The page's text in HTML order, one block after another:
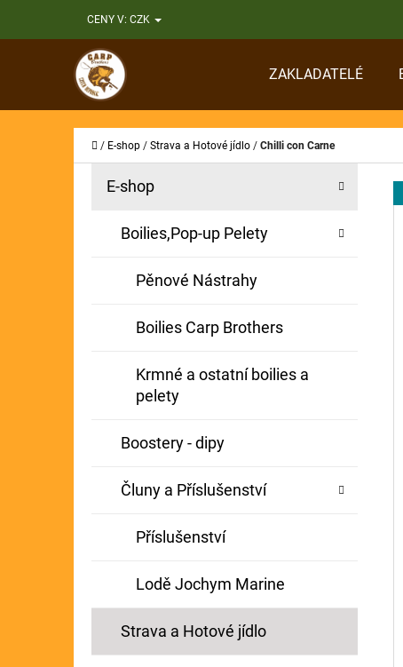
na
CENY V: CZK
ZAKLADATELÉ
Domů
/ E-shop / Strava a Hotové jídlo / Chilli con Carne
Přeskočit
E-shop
Boilies,Pop-up Pelety
Pěnové Nástrahy
Boilies Carp Brothers
Krmné a ostatní boilies a
pelety
Boostery - dipy
Čluny a Příslušenství
Příslušenství
Lodě Jochym Marine
Strava a Hotové jídlo
O
Í
Zpět
do
obchodu
Zpět
do
obchodu
BOILIE RIG PLUS 25LB
Původně: 79 Kč